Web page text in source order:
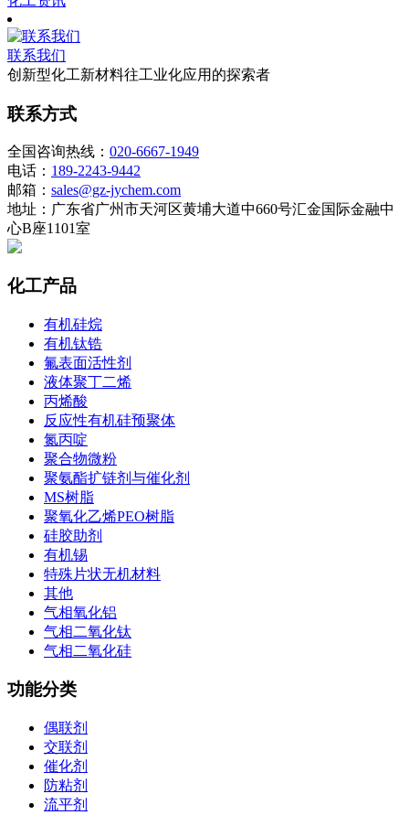
联系我们
创新型化工新材料往工业化应用的探索者
联系方式
全国咨询热线： 020-6667-1949
电话： 189-2243-9442
邮箱： sales@gz-jychem.com
地址：广东省广州市天河区黄埔大道中660号汇金国际金融中
心B座1101室
化工产品
有机硅烷
有机钛锆
氟表面活性剂
液体聚丁二烯
丙烯酸
反应性有机硅预聚体
氮丙啶
聚合物微粉
聚氨酯扩链剂与催化剂
MS树脂
聚氧化乙烯PEO树脂
硅胶助剂
有机锡
特殊片状无机材料
其他
气相氧化铝
气相二氧化钛
气相二氧化硅
功能分类
偶联剂
交联剂
催化剂
防粘剂
流平剂